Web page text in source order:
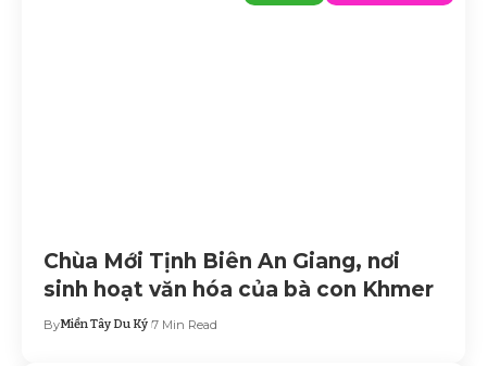
Chùa Mới Tịnh Biên An Giang, nơi
sinh hoạt văn hóa của bà con Khmer
ByMiền Tây Du Ký 7 Min Read